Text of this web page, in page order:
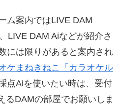
ム案内ではLIVE DAM
LIVE DAM Aiなどが紹介さ
には限りがあると案内され
ケまねきねこ「カラオケル
点Aiを使いたい時は、受付
るDAMの部屋でお願いしま